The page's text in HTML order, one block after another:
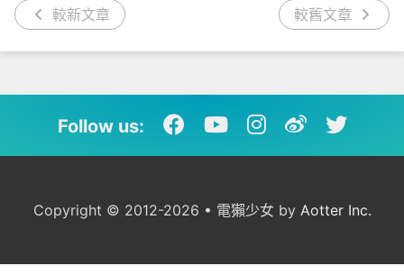
較新文章 較舊文章
Follow us:
Copyright © 2012-2026 • 電獺少女 by Aotter Inc.